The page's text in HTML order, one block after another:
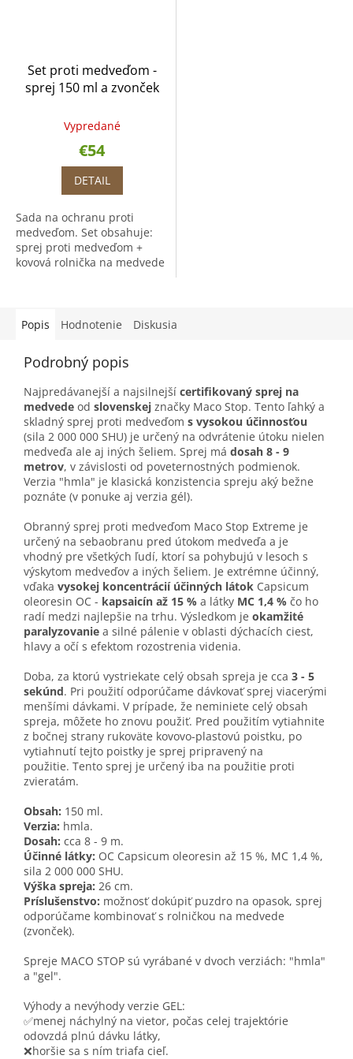
Set proti medveďom -
sprej 150 ml a zvonček
Vypredané
€54
DETAIL
Sada na ochranu proti
medveďom. Set obsahuje:
sprej proti medveďom +
kovová rolnička na medvede
vysokou...
Popis Hodnotenie Diskusia
Podrobný popis
Najpredávanejší a najsilnejší certifikovaný sprej na
medvede od slovenskej značky Maco Stop. Tento ľahký a
skladný sprej proti medveďom s vysokou účinnosťou
(sila 2 000 000 SHU) je určený na odvrátenie útoku nielen
medveďa ale aj iných šeliem. Sprej má dosah 8 - 9
metrov, v závislosti od poveternostných podmienok.
Verzia "hmla" je klasická konzistencia spreju aký bežne
poznáte (v ponuke aj verzia gél).
Obranný sprej proti medveďom Maco Stop Extreme je
určený na sebaobranu pred útokom medveďa a je
vhodný pre všetkých ľudí, ktorí sa pohybujú v lesoch s
výskytom medveďov a iných šeliem. Je extrémne účinný,
vďaka vysokej koncentrácií účinných látok Capsicum
oleoresin OC - kapsaicín až 15 % a látky MC 1,4 % čo ho
radí medzi najlepšie na trhu. Výsledkom je okamžité
paralyzovanie a silné pálenie v oblasti dýchacích ciest,
hlavy a očí s efektom rozostrenia videnia.
Doba, za ktorú vystriekate celý obsah spreja je cca 3 - 5
sekúnd. Pri použití odporúčame dávkovať sprej viacerými
menšími dávkami. V prípade, že neminiete celý obsah
spreja, môžete ho znovu použiť. Pred použitím vytiahnite
z bočnej strany rukoväte kovovo-plastovú poistku, po
vytiahnutí tejto poistky je sprej pripravený na
použitie. Tento sprej je určený iba na použitie proti
zvieratám.
Obsah: 150 ml.
Verzia: hmla.
Dosah: cca 8 - 9 m.
Účinné látky: OC Capsicum oleoresin až 15 %, MC 1,4 %,
sila 2 000 000 SHU.
Výška spreja: 26 cm.
Príslušenstvo: možnosť dokúpiť puzdro na opasok, sprej
odporúčame kombinovať s rolničkou na medvede
(zvonček).
Spreje MACO STOP sú vyrábané v dvoch verziách: "hmla"
a "gel".
Výhody a nevýhody verzie GEL:
✅menej náchylný na vietor, počas celej trajektórie
odovzdá plnú dávku látky,
❌horšie sa s ním triafa cieľ.